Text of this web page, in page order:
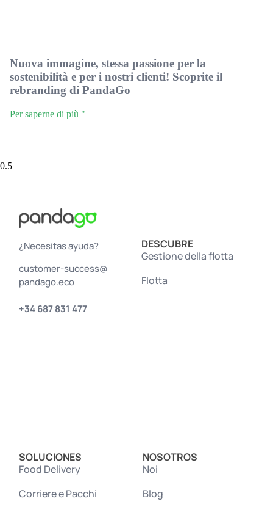
Nuova immagine, stessa passione per la
sostenibilità e per i nostri clienti! Scoprite il
rebranding di PandaGo
Per saperne di più "
¿Necesitas ayuda?
customer-success@
pandago.eco
+34 687 831 477
DESCUBRE
Gestione della flotta
Flotta
SOLUCIONES
Food Delivery
Corriere e Pacchi
NOSOTROS
Noi
Blog